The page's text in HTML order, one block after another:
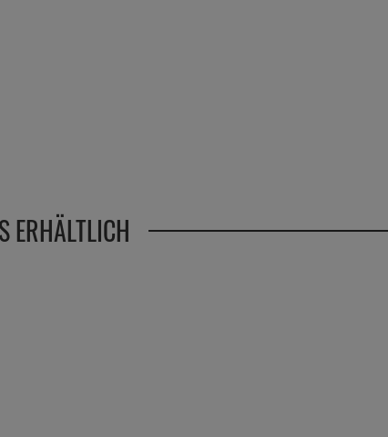
ERHÄLTLICH